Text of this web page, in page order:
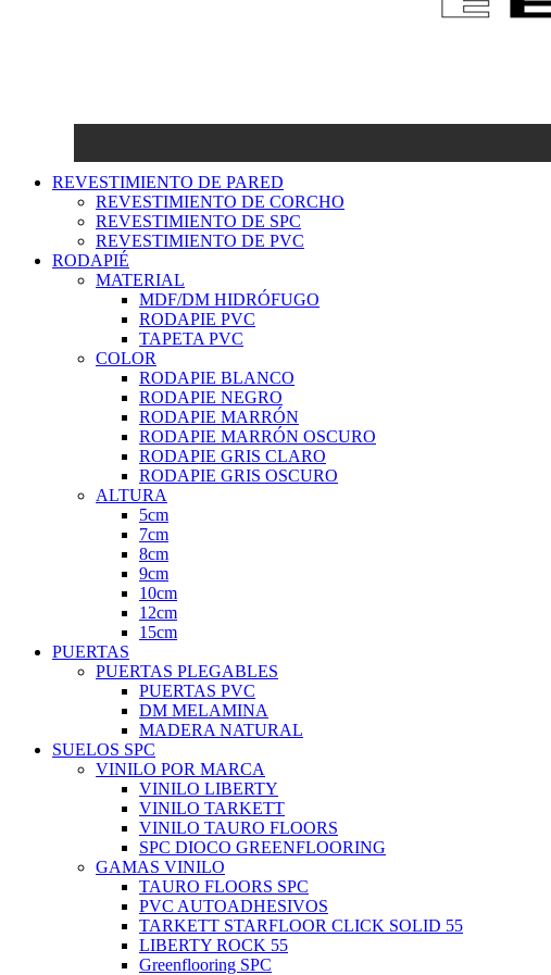
REVESTIMIENTO DE PARED
REVESTIMIENTO DE CORCHO
REVESTIMIENTO DE SPC
REVESTIMIENTO DE PVC
RODAPIÉ
MATERIAL
MDF/DM HIDRÓFUGO
RODAPIE PVC
TAPETA PVC
COLOR
RODAPIE BLANCO
RODAPIE NEGRO
RODAPIE MARRÓN
RODAPIE MARRÓN OSCURO
RODAPIE GRIS CLARO
RODAPIE GRIS OSCURO
ALTURA
5cm
7cm
8cm
9cm
10cm
12cm
15cm
PUERTAS
PUERTAS PLEGABLES
PUERTAS PVC
DM MELAMINA
MADERA NATURAL
SUELOS SPC
VINILO POR MARCA
VINILO LIBERTY
VINILO TARKETT
VINILO TAURO FLOORS
SPC DIOCO GREENFLOORING
GAMAS VINILO
TAURO FLOORS SPC
PVC AUTOADHESIVOS
TARKETT STARFLOOR CLICK SOLID 55
LIBERTY ROCK 55
Greenflooring SPC